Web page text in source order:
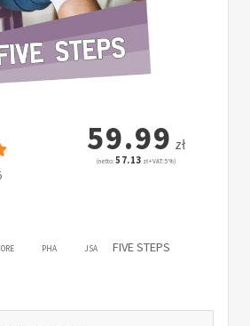
59.99 zł
(netto:57.13 zł + VAT: 5%)
PHA JSA FIVE STEPS